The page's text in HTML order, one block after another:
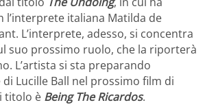
l’interprete italiana Matilda de
L’interprete, adesso, si concentra
suo prossimo ruolo, che la riporterà
L’artista si sta preparando
Lucille Ball nel prossimo film di
titolo è Being The Ricardos.